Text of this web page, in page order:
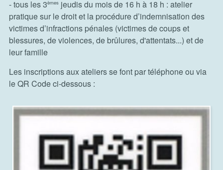
- tous les 3èmesjeudis du mois de 16 h à 18 h : atelier
pratique sur le droit et la procédure d’indemnisation des
victimes d’infractions pénales (victimes de coups et
blessures, de violences, de brûlures, d'attentats...) et de
leur famille
Les inscriptions aux ateliers se font par téléphone ou via
le QR Code ci-dessous :